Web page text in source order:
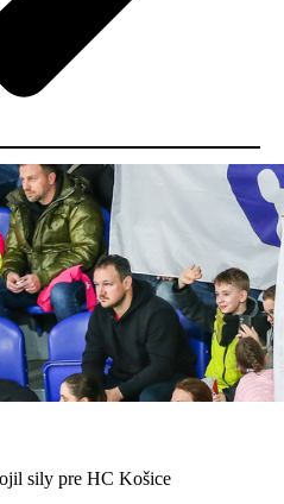
sily pre HC Košice